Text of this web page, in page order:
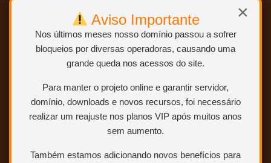
×
Aviso Importante
Nos últimos meses nosso domínio passou a sofrer
bloqueios por diversas operadoras, causando uma
grande queda nos acessos do site.
Para manter o projeto online e garantir servidor,
domínio, downloads e novos recursos, foi necessário
realizar um reajuste nos planos VIP após muitos anos
sem aumento.
Também estamos adicionando novos benefícios para
Uploader
CaNNIBal
Crédito Áudio e TVRip
V̶a̶l̶
Kingx
ÁUDIOS …VIDEOS…
ADICIONAL